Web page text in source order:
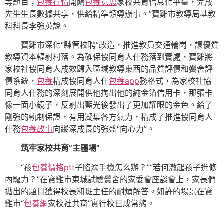
先生生長數據共享，供給精準領導辦事。”寶雞市教導局基教
科科長李強英說。
寶雞市深化“縣管校聘”改造，推進教員交通輪崗，讓優質
教導資本輻射村落。為確保協同育人任務落到實處，寶雞將
家校社協同育人成效歸入區域教導東西的品質評價和黌舍評
價系統， 包養構成協同育人任包養app務格式，為家校社協
同育人任務的深刻展開供他掏出他的純金箔信用卡，那張卡
像一面小鏡子，反射出藍光後發出了更加耀眼的金色。給了
剛強的軌制保證，有用凝集各方氣力，構成了推進協同育人
任務包養故事向縱深成長的強盛“向心力”。
筑牢家校共育“主疆場”
“孩包養價格ptt子陷溺手機怎么辦？”“若何激起孩子進修
內驅力？”在寶雞市東城試驗黌舍的家委會座談會上，家長們
拋出的題目獲得校長和班主任的耐煩解答。如許的場景在寶
雞市“包養網家校社共育”實行校已成常態。